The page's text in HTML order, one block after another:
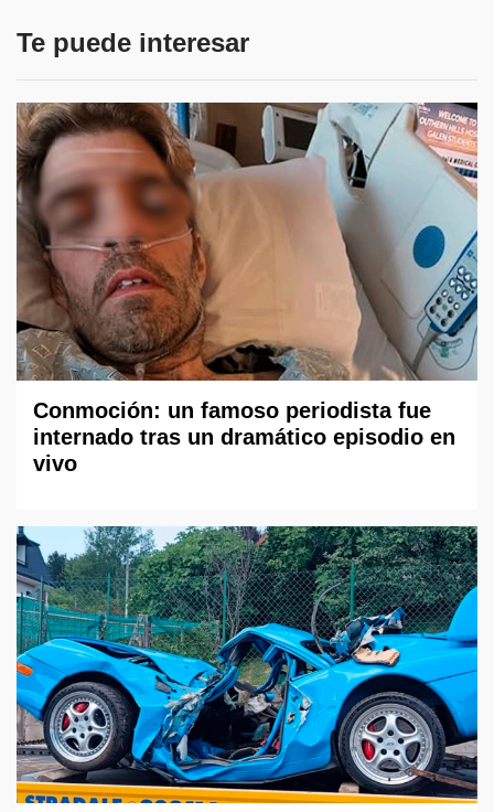
Te puede interesar
Conmoción: un famoso periodista fue
internado tras un dramático episodio en
vivo